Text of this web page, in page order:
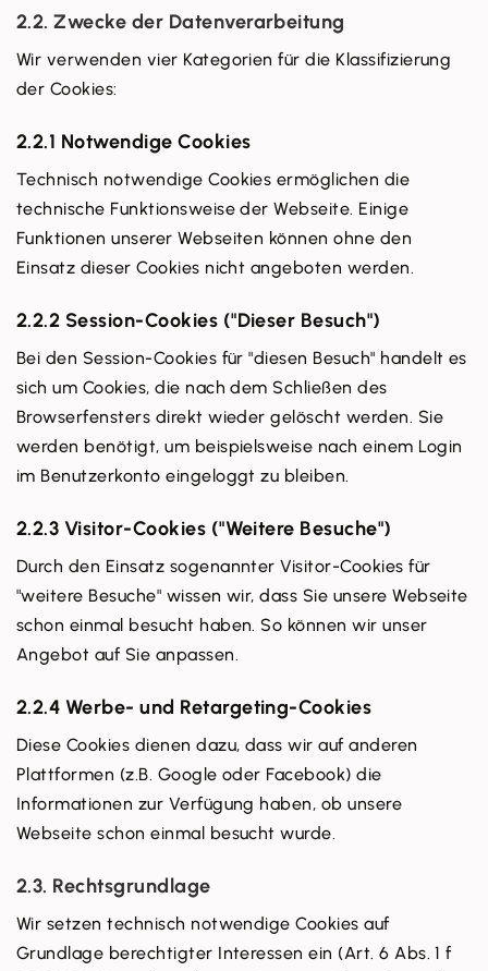
2.2. Zwecke der Datenverarbeitung
Wir verwenden vier Kategorien für die Klassifizierung
der Cookies:
2.2.1 Notwendige Cookies
Technisch notwendige Cookies ermöglichen die
technische Funktionsweise der Webseite. Einige
Funktionen unserer Webseiten können ohne den
Einsatz dieser Cookies nicht angeboten werden.
2.2.2 Session-Cookies ("Dieser Besuch")
Bei den Session-Cookies für "diesen Besuch" handelt es
sich um Cookies, die nach dem Schließen des
Browserfensters direkt wieder gelöscht werden. Sie
werden benötigt, um beispielsweise nach einem Login
im Benutzerkonto eingeloggt zu bleiben.
2.2.3 Visitor-Cookies ("Weitere Besuche")
Durch den Einsatz sogenannter Visitor-Cookies für
"weitere Besuche" wissen wir, dass Sie unsere Webseite
schon einmal besucht haben. So können wir unser
Angebot auf Sie anpassen.
2.2.4 Werbe- und Retargeting-Cookies
Diese Cookies dienen dazu, dass wir auf anderen
Plattformen (z.B. Google oder Facebook) die
Informationen zur Verfügung haben, ob unsere
Webseite schon einmal besucht wurde.
2.3. Rechtsgrundlage
Wir setzen technisch notwendige Cookies auf
Grundlage berechtigter Interessen ein (Art. 6 Abs. 1 f